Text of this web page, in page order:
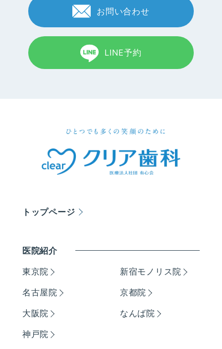
お問い合わせ
LINE予約
トップページ
医院紹介
東京院 新宿モノリス院
名古屋院 京都院
大阪院 なんば院
神戸院